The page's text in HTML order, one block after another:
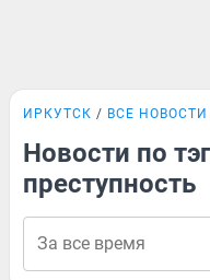
ИРКУТСК ВСЕ НОВОСТИ
Новости по
преступность